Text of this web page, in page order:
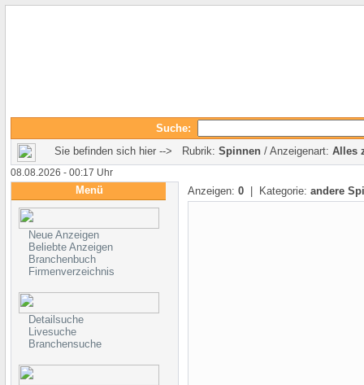
Suche:
Sie befinden sich hier --> Rubrik: Spinnen / Anzeigenart: Alles
08.08.2026 - 00:17 Uhr
Menü
Neue Anzeigen
Beliebte Anzeigen
Branchenbuch
Firmenverzeichnis
Detailsuche
Livesuche
Branchensuche
Anzeigen: 0 | Kategorie: andere